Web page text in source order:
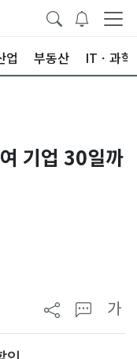
업 부동산 ITㆍ과학
기업 30일까
가